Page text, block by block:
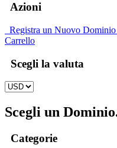
Azioni
Registra un Nuovo Dominio
Carrello
Scegli la valuta
Scegli un
Categorie